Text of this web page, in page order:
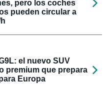
pero los coches
pueden circular a
el nuevo SUV
premium que prepara
Europa